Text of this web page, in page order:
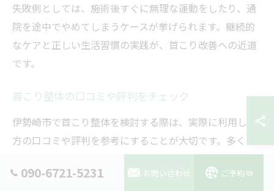
失敗例としては、施術後すぐに無理な運動をしたり、通
院を途中でやめてしまうケースが挙げられます。継続的
なケアと正しい生活習慣の実践が、首こり改善への近道
です。
首こり整体の口コミや評判をチェック
伊勢崎市で首こり整体を検討する際は、実際に利用した
方の口コミや評判を参考にすることが大切です。多くの
口コミでは「説明が丁寧」「効果を実感できた」「院内
が清潔で安心」といった評価が目立ちます。
090-6721-5231 お問い合わせ ご予約